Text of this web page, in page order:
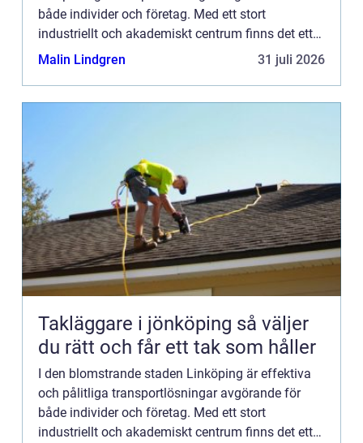
både individer och företag. Med ett stort
industriellt och akademiskt centrum finns det ett
konstant behov av tra...
Malin Lindgren 31 juli 2026
Takläggare i jönköping så väljer
du rätt och får ett tak som håller
I den blomstrande staden Linköping är effektiva
och pålitliga transportlösningar avgörande för
både individer och företag. Med ett stort
industriellt och akademiskt centrum finns det ett